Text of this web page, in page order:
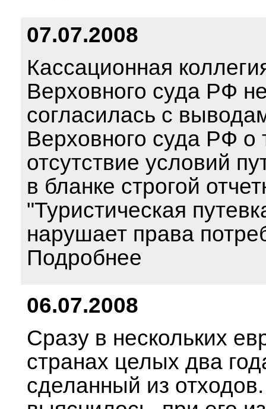
07.07.2008
Кассационная
Верховного суда РФ
согласилась с
Верховного суда РФ о
отсутствие условий
в бланке строгой
"Туристическая
нарушает права
Подробнее
06.07.2008
Сразу в нескольких
странах целых два
сделанный из